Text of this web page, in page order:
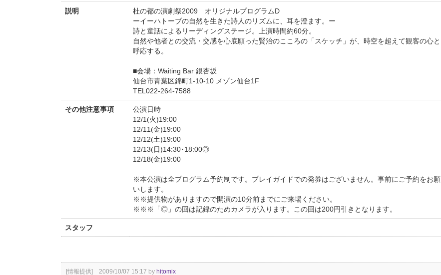
説明
杜の都の演劇祭2009 オリジナルプログラムD
ーイーハトーブの自然を生きた詩人のリズムに、耳を澄ます。ー
詩と童話によるリーディングステージ。上演時間約60分。
自然や他者との交流・交感を心底願った賢治のこころの「スケッチ」が、時空を超えて観客の心と
呼応する。
■会場：Waiting Bar 銀杏坂
仙台市青葉区錦町1-10-10 メゾン仙台1F
TEL022-264-7588
その他注意事項
公演日時
12/1(火)19:00
12/11(金)19:00
12/12(土)19:00
12/13(日)14:30･18:00◎
12/18(金)19:00
※本公演は全プログラム予約制です。プレイガイドでの発券はございません。事前にご予約をお願
いします。
※※提供物がありますので開演の10分前までにご来場ください。
※※※「◎」の回は記録のためカメラが入ります。この回は200円引きとなります。
スタッフ
[情報提供] 2009/10/07 15:17 by hitomix